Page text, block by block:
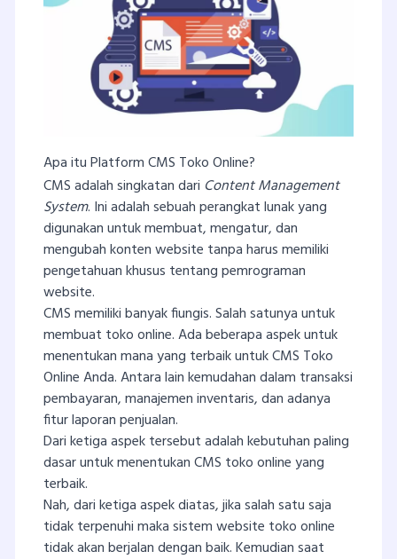
Apa itu Platform CMS Toko Online?
CMS adalah singkatan dari Content Management
System. Ini adalah sebuah perangkat lunak yang
digunakan untuk membuat, mengatur, dan
mengubah konten website tanpa harus memiliki
pengetahuan khusus tentang pemrograman
website.
CMS memiliki banyak fiungis. Salah satunya untuk
membuat toko online. Ada beberapa aspek untuk
menentukan mana yang terbaik untuk CMS Toko
Online Anda. Antara lain kemudahan dalam transaksi
pembayaran, manajemen inventaris, dan adanya
fitur laporan penjualan.
Dari ketiga aspek tersebut adalah kebutuhan paling
dasar untuk menentukan CMS toko online yang
terbaik.
Nah, dari ketiga aspek diatas, jika salah satu saja
tidak terpenuhi maka sistem website toko online
tidak akan berjalan dengan baik. Kemudian saat